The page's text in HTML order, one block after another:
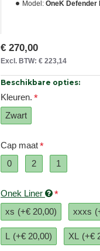
Model: OneK Defender
€ 270,00
Excl. BTW: € 223,14
Beschikbare opties:
Kleuren.
Zwart
Cap maat
0
2 1
Onek Liner
xs (+€ 20,00) xxxs
L (+€ 20,00) XL (+€